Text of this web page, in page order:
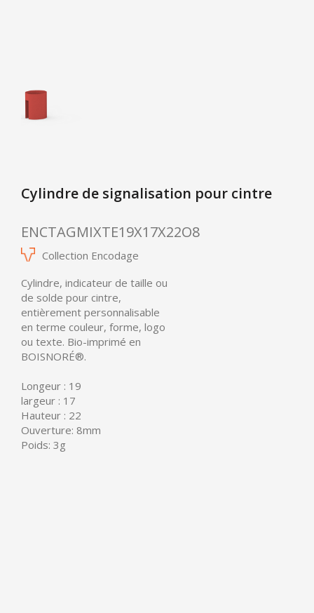
Cylindre de signalisation pour cintre
ENCTAGMIXTE19X17X22O8
Collection Encodage
Cylindre, indicateur de taille ou
de solde pour cintre,
entièrement personnalisable
en terme couleur, forme, logo
ou texte. Bio-imprimé en
BOISNORÉ®.
Longeur : 19
largeur : 17
Hauteur : 22
Ouverture: 8mm
Poids: 3g